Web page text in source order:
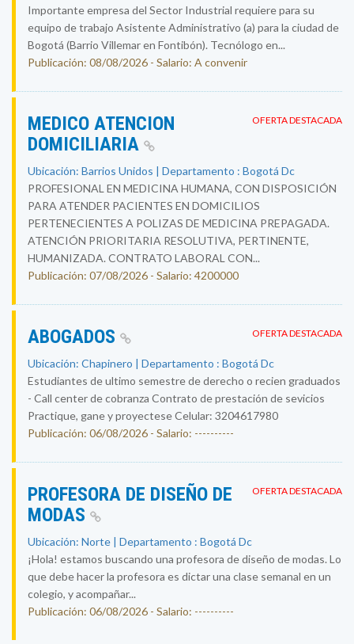
Importante empresa del Sector Industrial requiere para su
equipo de trabajo Asistente Administrativo (a) para la ciudad de
Bogotá (Barrio Villemar en Fontibón). Tecnólogo en...
Publicación: 08/08/2026 - Salario: A convenir
OFERTA DESTACADA
MEDICO ATENCION
DOMICILIARIA
Ubicación: Barrios Unidos | Departamento : Bogotá Dc
PROFESIONAL EN MEDICINA HUMANA, CON DISPOSICIÓN
PARA ATENDER PACIENTES EN DOMICILIOS
PERTENECIENTES A POLIZAS DE MEDICINA PREPAGADA.
ATENCIÓN PRIORITARIA RESOLUTIVA, PERTINENTE,
HUMANIZADA. CONTRATO LABORAL CON...
Publicación: 07/08/2026 - Salario: 4200000
OFERTA DESTACADA
ABOGADOS
Ubicación: Chapinero | Departamento : Bogotá Dc
Estudiantes de ultimo semestre de derecho o recien graduados
- Call center de cobranza Contrato de prestación de sevicios
Practique, gane y proyectese Celular: 3204617980
Publicación: 06/08/2026 - Salario: ----------
OFERTA DESTACADA
PROFESORA DE DISEÑO DE
MODAS
Ubicación: Norte | Departamento : Bogotá Dc
¡Hola! estamos buscando una profesora de diseño de modas. Lo
que debe hacer la profesora es dictar una clase semanal en un
colegio, y acompañar...
Publicación: 06/08/2026 - Salario: ----------